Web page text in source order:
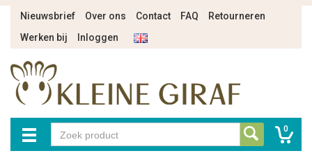
Nieuwsbrief Over ons Contact FAQ
Retourneren
Werken bij
Inloggen
0